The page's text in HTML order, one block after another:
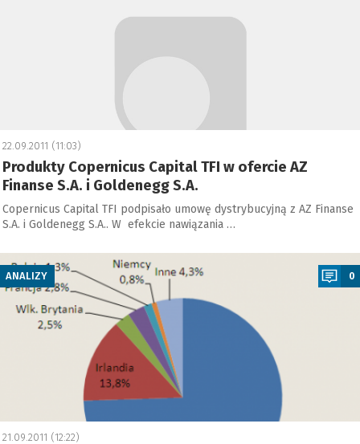
22.09.2011 (11:03)
Produkty Copernicus Capital TFI w ofercie AZ
Finanse S.A. i Goldenegg S.A.
Copernicus Capital TFI podpisało umowę dystrybucyjną z AZ Finanse
S.A. i Goldenegg S.A.. W efekcie nawiązania …
ANALIZY 0
21.09.2011 (12:22)